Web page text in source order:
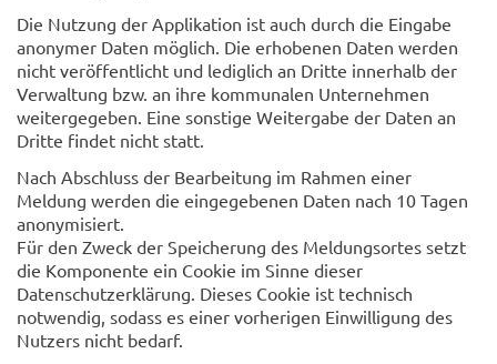
Die Nutzung der Applikation ist auch durch die Eingabe
anonymer Daten möglich. Die erhobenen Daten werden
nicht veröffentlicht und lediglich an Dritte innerhalb der
Verwaltung bzw. an ihre kommunalen Unternehmen
weitergegeben. Eine sonstige Weitergabe der Daten an
Dritte findet nicht statt.
Nach Abschluss der Bearbeitung im Rahmen einer
Meldung werden die eingegebenen Daten nach 10 Tagen
anonymisiert.
Für den Zweck der Speicherung des Meldungsortes setzt
die Komponente ein Cookie im Sinne dieser
Datenschutzerklärung. Dieses Cookie ist technisch
notwendig, sodass es einer vorherigen Einwilligung des
Nutzers nicht bedarf.